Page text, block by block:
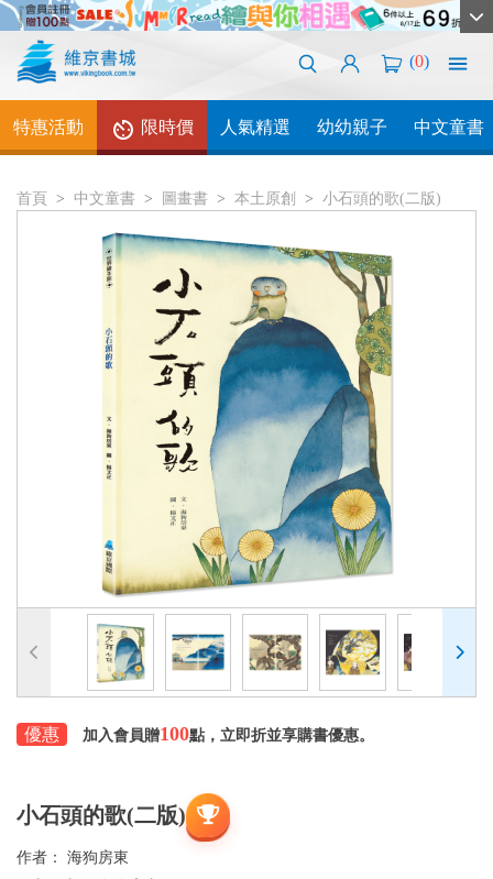
(0)
特惠活動 限時價 人氣精選 幼幼親子 中文童書
首頁 中文童書 圖畫書 本土原創 小石頭的歌(二版)
優惠 加入會員贈100點，立即折並享購書優惠。
小石頭的歌(二版)
作者： 海狗房東